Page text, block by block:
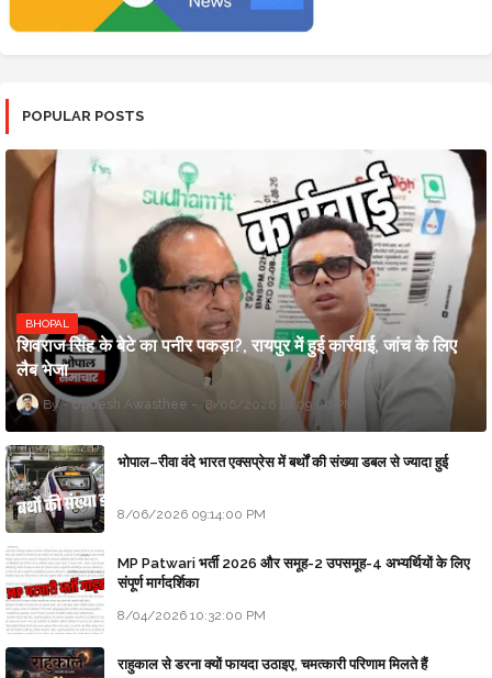
POPULAR POSTS
BHOPAL
शिवराज सिंह के बेटे का पनीर पकड़ा?, रायपुर में हुई कार्रवाई, जांच के लिए
लैब भेजा
Updesh Awasthee 8/06/2026 10:09:00 PM
भोपाल–रीवा वंदे भारत एक्सप्रेस में बर्थों की संख्या डबल से ज्यादा हुई
8/06/2026 09:14:00 PM
MP Patwari भर्ती 2026 और समूह-2 उपसमूह-4 अभ्यर्थियों के लिए
संपूर्ण मार्गदर्शिका
8/04/2026 10:32:00 PM
राहुकाल से डरना क्यों फायदा उठाइए, चमत्कारी परिणाम मिलते हैं